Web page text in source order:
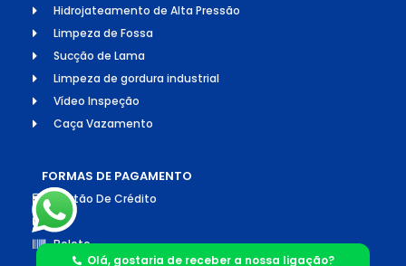
Hidrojateamento de Alta Pressão
Limpeza de Fossa
Sucção de Lama
Limpeza de gordura industrial
Vídeo Inspeção
Caça Vazamento
FORMAS DE PAGAMENTO
Cartão De Crédito
Pix
Boleto
Olá, gostaria de receber a nossa ligação?